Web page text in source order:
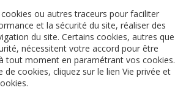
ou autres traceurs pour faciliter
et la sécurité du site, réaliser des
du site. Certains cookies, autres que
nécessitent votre accord pour être
tout moment en paramétrant vos cookies.
cookies, cliquez sur le lien Vie privée et